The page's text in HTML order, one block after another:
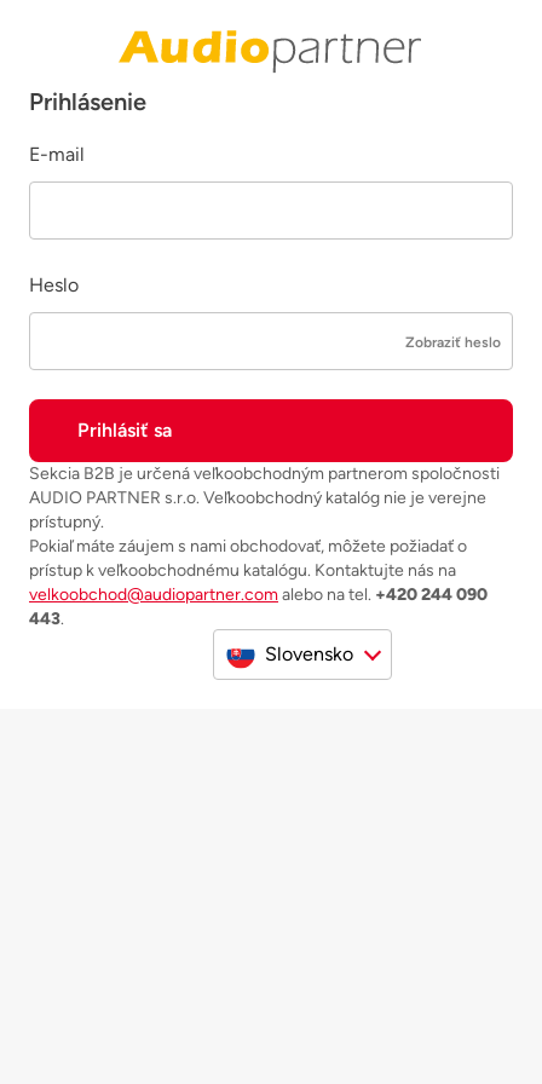
Prihlásenie
E-mail
Heslo
Zobraziť heslo
Sekcia B2B je určená veľkoobchodným partnerom spoločnosti
AUDIO PARTNER s.r.o. Veľkoobchodný katalóg nie je verejne
prístupný.
Pokiaľ máte záujem s nami obchodovať, môžete požiadať o
prístup k veľkoobchodnému katalógu. Kontaktujte nás na
velkoobchod@audiopartner.comalebo na tel. +420 244 090
443.
Slovensko